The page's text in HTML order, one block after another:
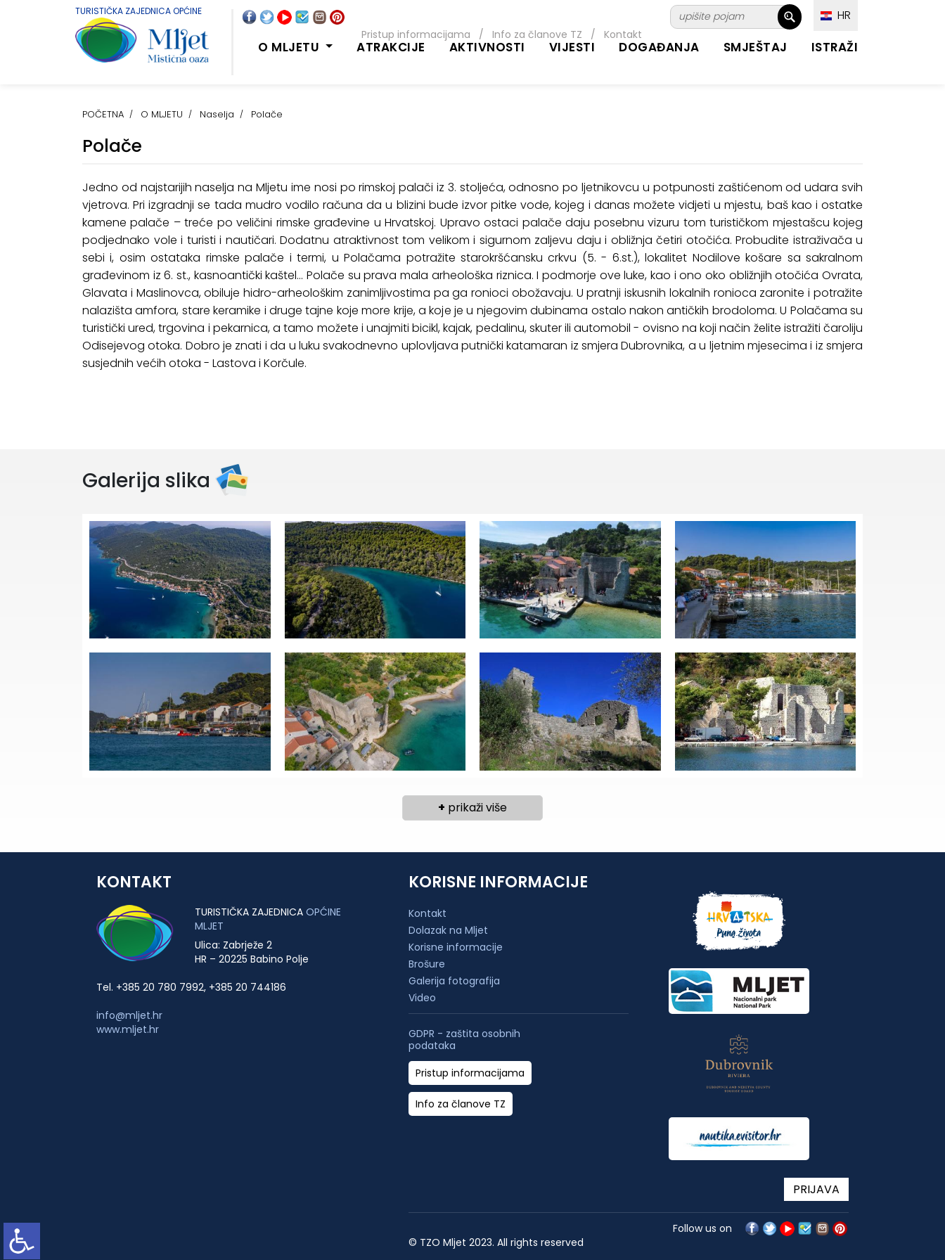
Pristup informacijama / Info za članove TZ / Kontakt
HR
TURISTIČKA ZAJEDNICA OPĆINE
O MLJETU ATRAKCIJE AKTIVNOSTI VIJESTI DOGAĐANJA SMJEŠTAJ ISTRAŽI
POČETNA O MLJETU Naselja Polače
Polače
Jedno od najstarijih naselja na Mljetu ime nosi po rimskoj palači iz 3. stoljeća, odnosno po ljetnikovcu u potpunosti zaštićenom od udara svih
vjetrova. Pri izgradnji se tada mudro vodilo računa da u blizini bude izvor pitke vode, kojeg i danas možete vidjeti u mjestu, baš kao i ostatke
kamene palače – treće po veličini rimske građevine u Hrvatskoj. Upravo ostaci palače daju posebnu vizuru tom turističkom mjestašcu kojeg
podjednako vole i turisti i nautičari. Dodatnu atraktivnost tom velikom i sigurnom zaljevu daju i obližnja četiri otočića. Probudite istraživača u
sebi i, osim ostataka rimske palače i termi, u Polačama potražite starokršćansku crkvu (5. - 6.st.), lokalitet Nodilove košare sa sakralnom
građevinom iz 6. st., kasnoantički kaštel... Polače su prava mala arheološka riznica. I podmorje ove luke, kao i ono oko obližnjih otočića Ovrata,
Glavata i Maslinovca, obiluje hidro-arheološkim zanimljivostima pa ga ronioci obožavaju. U pratnji iskusnih lokalnih ronioca zaronite i potražite
nalazišta amfora, stare keramike i druge tajne koje more krije, a koje je u njegovim dubinama ostalo nakon antičkih brodoloma. U Polačama su
turistički ured, trgovina i pekarnica, a tamo možete i unajmiti bicikl, kajak, pedalinu, skuter ili automobil - ovisno na koji način želite istražiti čaroliju
Odisejevog otoka. Dobro je znati i da u luku svakodnevno uplovljava putnički katamaran iz smjera Dubrovnika, a u ljetnim mjesecima i iz smjera
susjednih većih otoka - Lastova i Korčule.
Galerija slika
+ prikaži više
KONTAKT
TURISTIČKA ZAJEDNICA OPĆINE
MLJET
Ulica: Zabrježe 2
HR – 20225 Babino Polje
Tel. +385 20 780 7992, +385 20 744186
info@mljet.hr
www.mljet.hr
KORISNE INFORMACIJE
Kontakt
Dolazak na Mljet
Korisne informacije
Brošure
Galerija fotografija
Video
GDPR - zaštita osobnih
podataka
Pristup informacijama
Info za članove TZ
PRIJAVA
Follow us on
© TZO Mljet 2023. All rights reserved